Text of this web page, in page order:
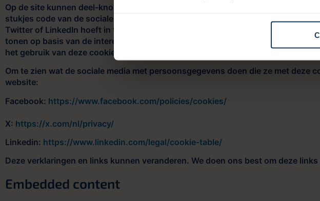
Op de site kunnen deel-knoppen zijn opgenomen om pagina’s te kunnen
stukjes code van de sociale media zelf en maken gebruik van een cookie.
Twitter of LinkedIn hoeft in te loggen wanneer hij/zij iets wil delen. Deze
tonen op basis van de interesses van een bezoeker van onze website. Salure
het gebruik van deze cookies wordt u bij (eerste) gebruik van onze website om
Om te zien wat de sociale media met persoonsgegevens doen die ze met
website:
Facebook: https://www.facebook.com/policies/cookies/
X: https://x.com/nl/privacy/
Linkedin: https://www.linkedin.com/legal/cookie-table/
Deze verklaringen en links kunnen veranderen. We doen ons best om deze
Embedded content